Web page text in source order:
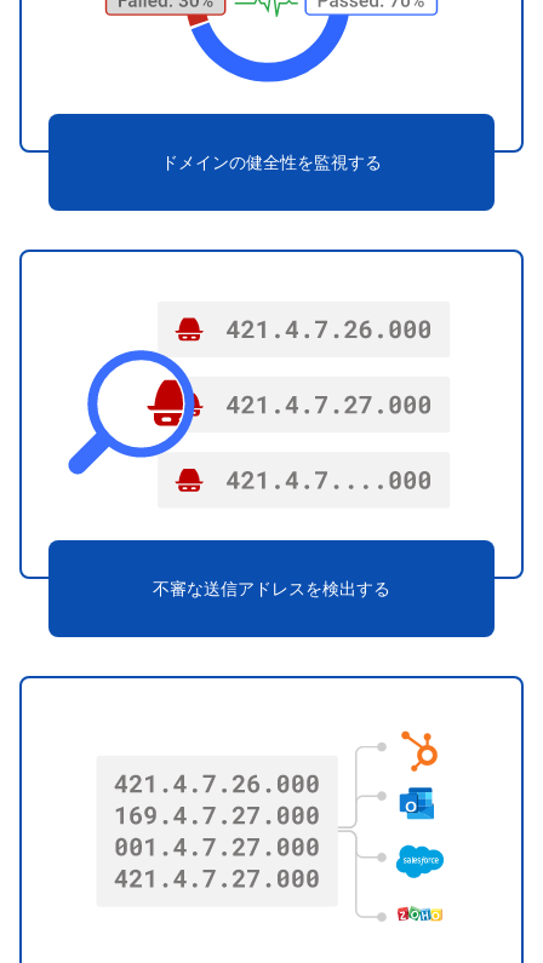
ドメインの健全性を監視する
不審な送信アドレスを検出する